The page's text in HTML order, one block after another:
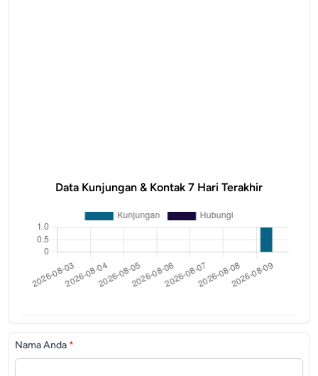
Data Kunjungan & Kontak 7 Hari Terakhir
Nama Anda *